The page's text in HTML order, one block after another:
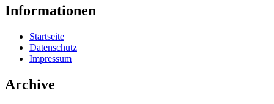
Informationen
Startseite
Datenschutz
Impressum
Archive